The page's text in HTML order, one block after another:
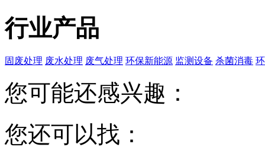
行业产品
固废处理 废水处理 废气处理 环保新能源 监测设备 杀菌消毒
您可能还感兴趣：
您还可以找：